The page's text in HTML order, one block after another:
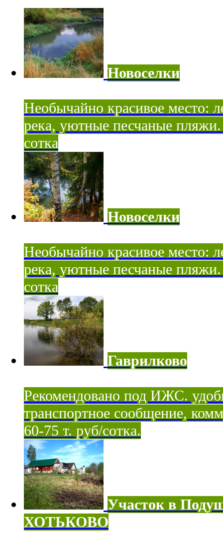
Новоселки
Необычайно красивое место:
река, уютные песчаные
сотка
Новоселки
Необычайно красивое место:
река, уютные песчаные
сотка
Гаврилково
Рекомендовано под ИЖС.
транспортное сообщение,
60-75 т. руб/сотка.
Участок в
ХОТЬКОВО